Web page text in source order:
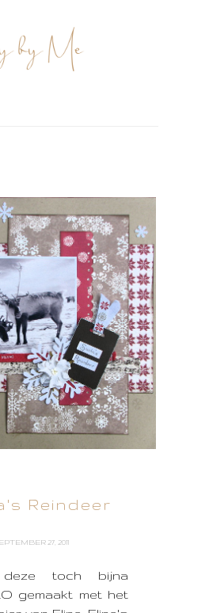
Reindeer
27, 2011
toch bijna
gemaakt met het